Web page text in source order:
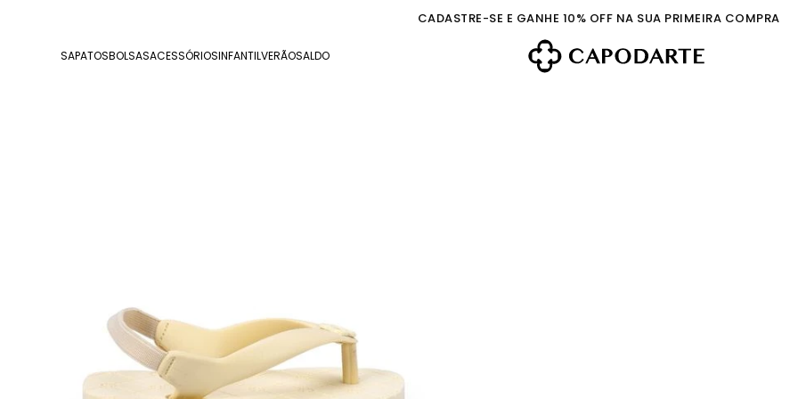
CADASTRE-SE E GANHE 10% OFF NA SUA PRIMEIRA COMPRA
SAPATOSBOLSASACESSÓRIOSINFANTILVERÃOSALDO